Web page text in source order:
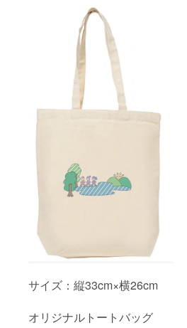
サイズ：縦33cm×横26cm
オリジナルトートバッグ